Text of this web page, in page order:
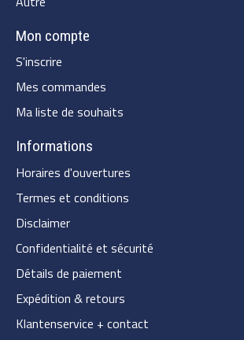
Mon compte
S'inscrire
Mes commandes
Ma liste de souhaits
Informations
Horaires d'ouvertures
Termes et conditions
Disclaimer
Confidentialité et sécurité
Détails de paiement
Expédition & retours
Klantenservice + contact